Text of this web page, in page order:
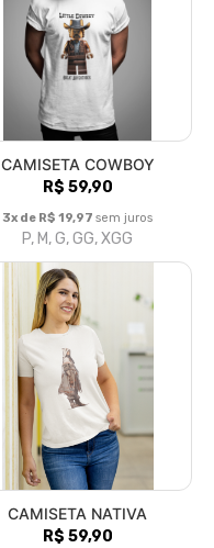
CAMISETA COWBOY
R$ 59,90
3x de R$ 19,97 sem juros
P, M, G, GG, XGG
CAMISETA NATIVA
R$ 59,90